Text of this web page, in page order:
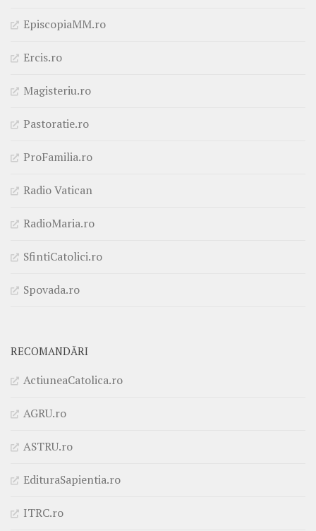
EpiscopiaMM.ro
Ercis.ro
Magisteriu.ro
Pastoratie.ro
ProFamilia.ro
Radio Vatican
RadioMaria.ro
SfintiCatolici.ro
Spovada.ro
RECOMANDĂRI
ActiuneaCatolica.ro
AGRU.ro
ASTRU.ro
EdituraSapientia.ro
ITRC.ro